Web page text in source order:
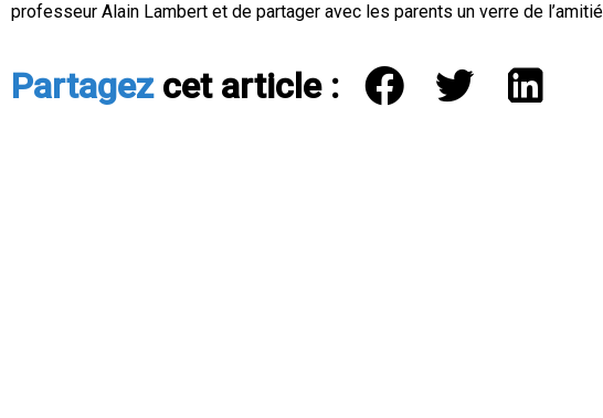
professeur Alain Lambert et de partager avec les parents un verre de
Partagezcet article :